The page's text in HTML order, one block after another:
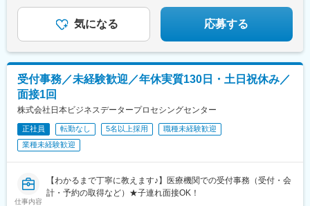
■やりがい：
・医療機関の課題やお困りごとの解決により、医療従事者が患者
様に向き合う時間が増え、患者様への貢献につながります。
・医療の最前線で働く方からの信頼と期待に応え、感謝される瞬
間は、日本の医療を支える存在であることを実感します。
変更の範囲：会社の定める業務
月給20万1700円～（試用期間：時給1270円）＞＞ 資格取得支援
＋資格手当あり！ ＜＜当社は資格取得支援も豊富。資格取得後に
支給される資格手当は月ごとの支給なので、収入も着実にUP！※
資格手当の詳細は『待遇・福利厚生』欄へ！
☆業界・職種未経験スタートの先輩がほとんど！
気になる 応募する
受付事務／未経験歓迎／年休実質130日・土日祝休み／
面接1回
株式会社日本ビジネスデータープロセシングセンター
正社員 転勤なし 5名以上採用
職種未経験歓迎
業種未経験歓迎
仕事内容
【わかるまで丁寧に教えます♪】医療機関での受付事務（受付・会
計・予約の取得など）★子連れ面接OK！